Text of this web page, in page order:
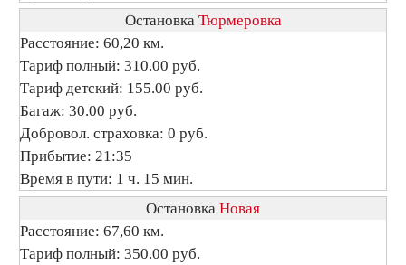
Остановка Тюрмеровка
Расстояние: 60,20 км.
Тариф полный: 310.00 руб.
Тариф детский: 155.00 руб.
Багаж: 30.00 руб.
Добровол. страховка: 0 руб.
Прибытие: 21:35
Время в пути: 1 ч. 15 мин.
Остановка Новая
Расстояние: 67,60 км.
Тариф полный: 350.00 руб.